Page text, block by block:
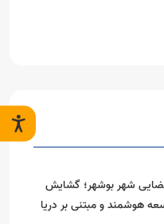
شهر بوشهر؛ گشایش
هوشمند و مبتنی بر دریا